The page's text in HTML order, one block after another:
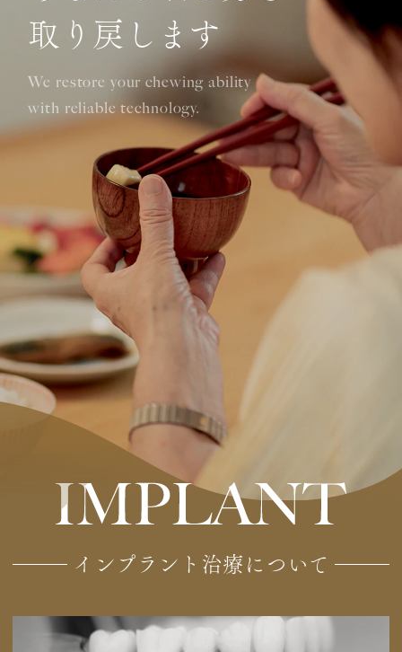
取り戻します
We restore your chewing ability
with reliable technology.
インプラント治療について